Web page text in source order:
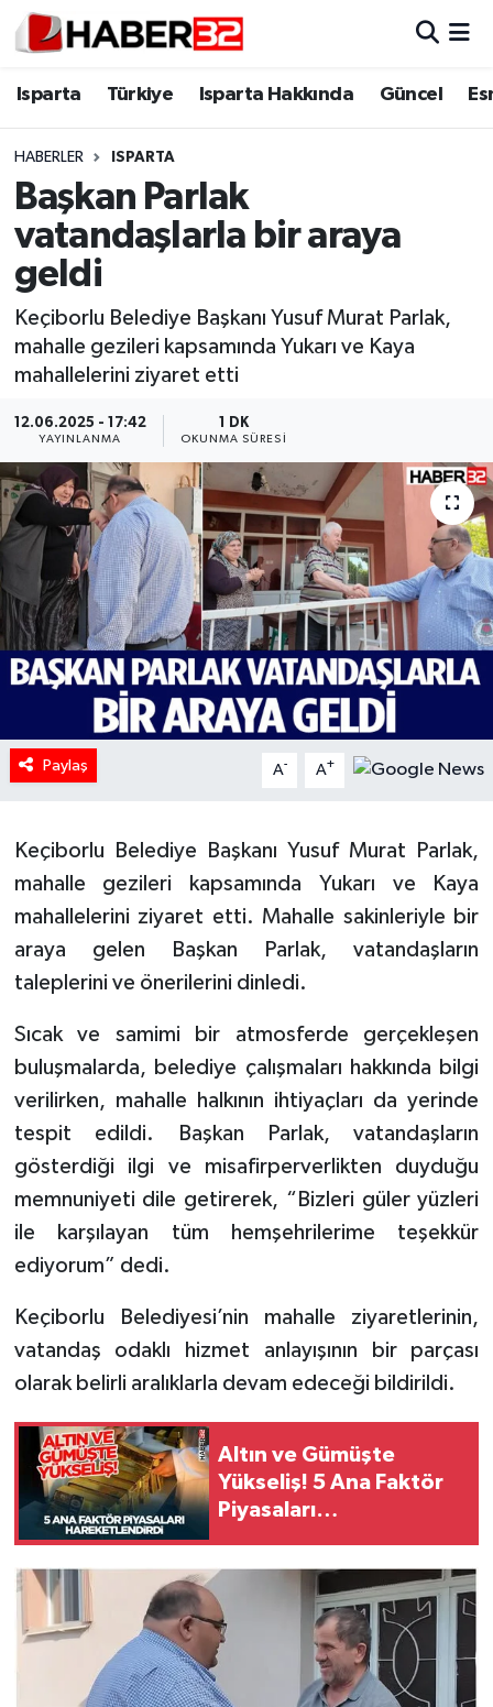
Isparta Türkiye Isparta Hakkında Güncel
HABERLER ISPARTA
Başkan Parlak
vatandaşlarla bir araya
geldi
Keçiborlu Belediye Başkanı Yusuf Murat Parlak,
mahalle gezileri kapsamında Yukarı ve Kaya
mahallelerini ziyaret etti
12.06.2025 - 17:42
YAYINLANMA
1 DK
OKUNMA SÜRESI
Paylaş A- A+
Keçiborlu Belediye Başkanı Yusuf Murat Parlak,
mahalle gezileri kapsamında Yukarı ve Kaya
mahallelerini ziyaret etti. Mahalle sakinleriyle bir
araya gelen Başkan Parlak, vatandaşların
taleplerini ve önerilerini dinledi.
Sıcak ve samimi bir atmosferde gerçekleşen
buluşmalarda, belediye çalışmaları hakkında bilgi
verilirken, mahalle halkının ihtiyaçları da yerinde
tespit edildi. Başkan Parlak, vatandaşların
gösterdiği ilgi ve misafirperverlikten duyduğu
memnuniyeti dile getirerek, “Bizleri güler yüzleri
ile karşılayan tüm hemşehrilerime teşekkür
ediyorum” dedi.
Keçiborlu Belediyesi’nin mahalle ziyaretlerinin,
vatandaş odaklı hizmet anlayışının bir parçası
olarak belirli aralıklarla devam edeceği bildirildi.
Altın ve Gümüşte
Yükseliş! 5 Ana Faktör
Piyasaları
Isparta
Esnaf Diyor ki;
ASAYİŞ
BİLİM VE TEKNOLOJİ
EĞİTİM
GENEL
Güncel
HABERDE İNSAN
İlginç
KÜLTÜR SANAT
MAGAZİN
Oyun
SAĞLIK
Spor
Tarihi Yapılarımız
Teknoloji
Yerel
İletişim
Künye
Isparta Nöbetçi Eczaneler
Isparta Trafik Yoğunluk Haritası
Süper Lig Puan Durumu ve Fikstür
Tüm Manşetler
Son Dakika Haberleri
Haber Arşivi